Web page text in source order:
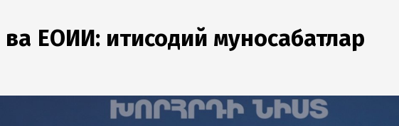
ЕОИИ: иқтисодий муносабатлар